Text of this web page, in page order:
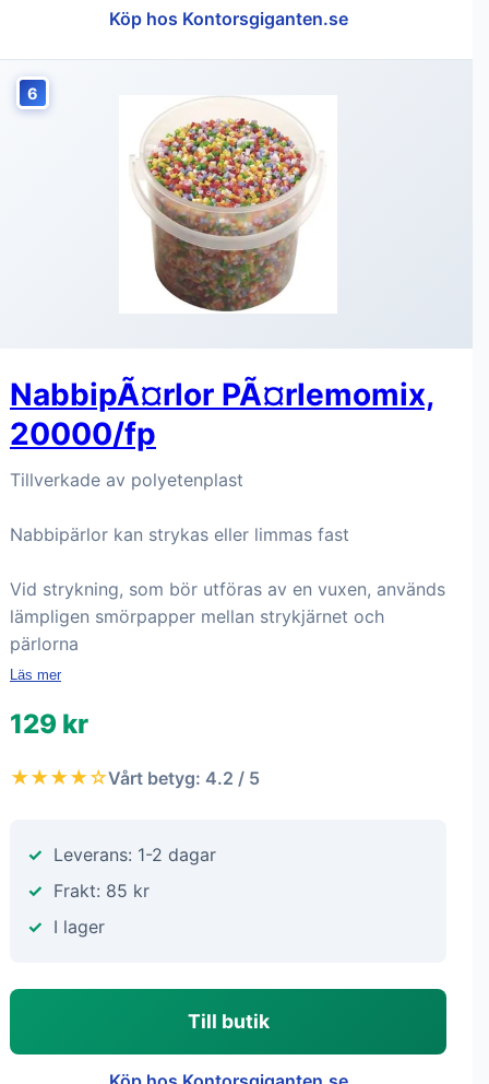
Köp hos Kontorsgiganten.se
6
NabbipÃ¤rlor PÃ¤rlemomix,
20000/fp
Tillverkade av polyetenplast
Nabbipärlor kan strykas eller limmas fast
Vid strykning, som bör utföras av en vuxen, används
lämpligen smörpapper mellan strykjärnet och
pärlorna
Läs mer
129 kr
★★★★☆Vårt betyg: 4.2 / 5
Leverans: 1-2 dagar
Frakt: 85 kr
I lager
Till butik